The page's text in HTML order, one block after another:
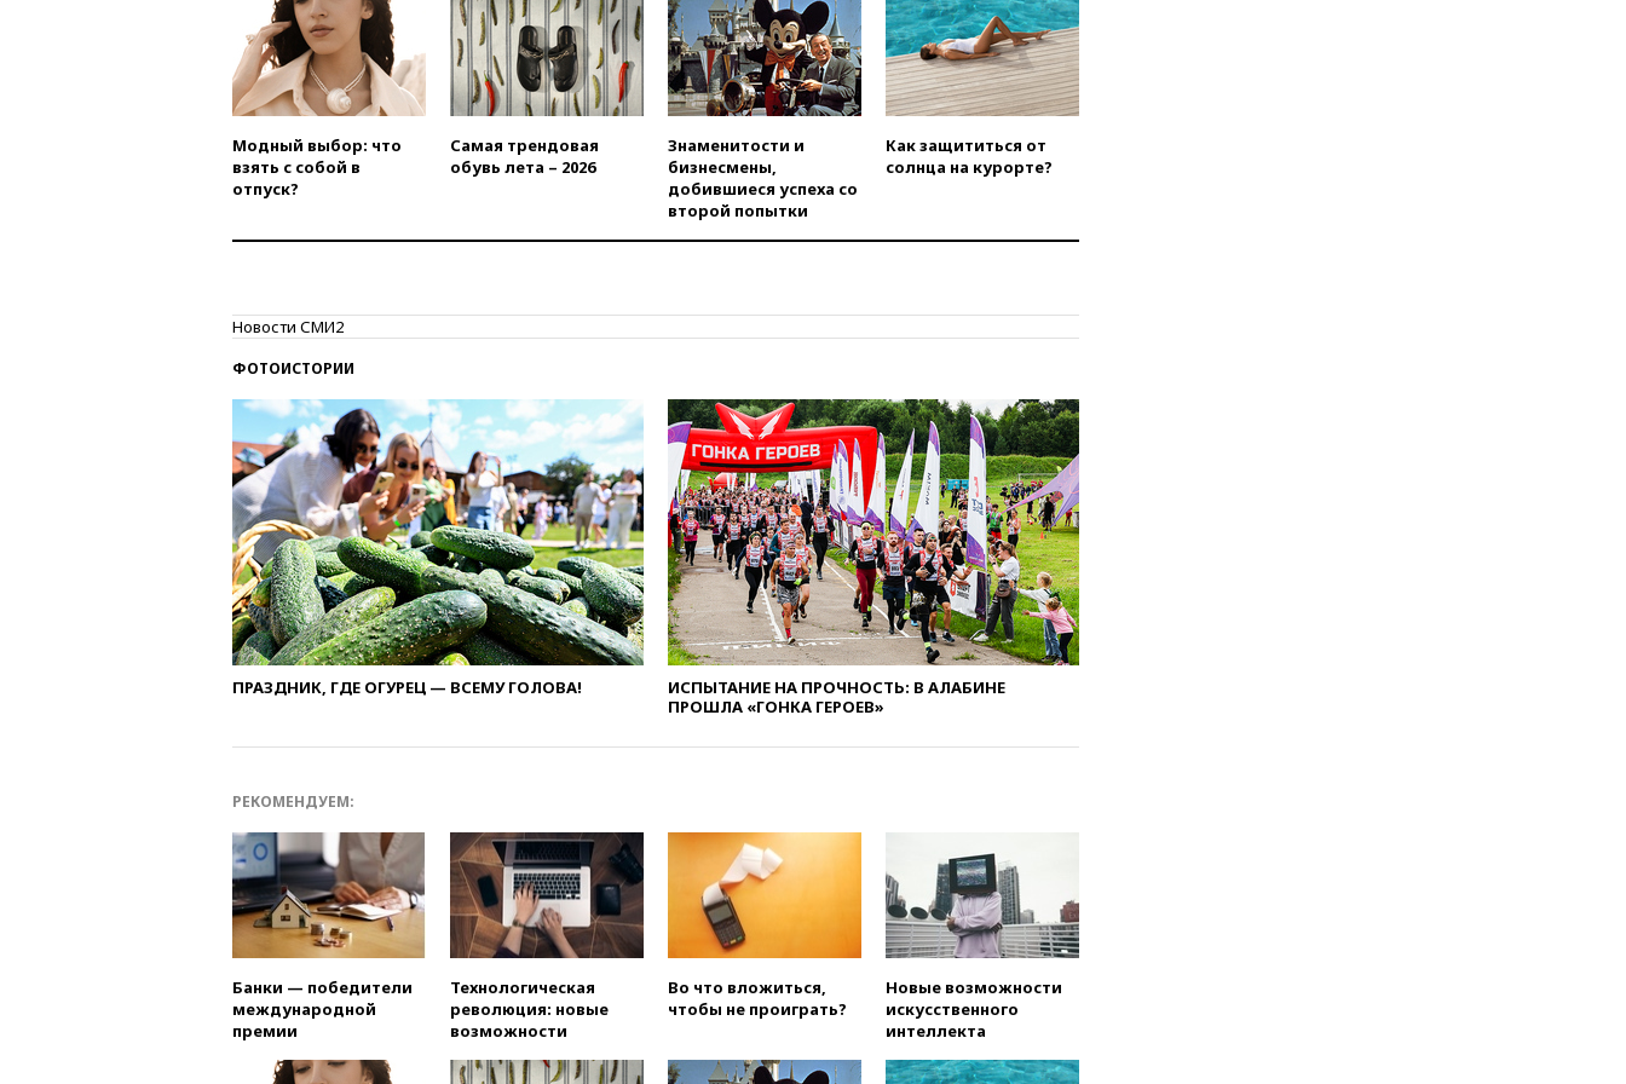
47 из 50 штатов США
вчера, 20:35ПВО за 12 часов
сбила 200 украинских
беспилотников
вчера, 20:20 Третий комплект
золотых медалей выиграли на
ЧЕ российские синхронистки
главы «Уралдронзавода»
снова отключилось
вчера, 20:00Зеленский связал
дефицит ракет с попыткой
Запада принудить Киев к
уступкам
вчера, 19:45 Памфилова: ЦИК
примет беспрецедентные
меры безопасности во время
выборов
вчера, 19:35Памфилова
сообщила об омоложении
партийных списков на выборах
вчера, 19:25
Памфиловой подготовку к
единому дню голосования
вчера, 18:56
Wildberries
отрицает перенос основной
логистики за пределы России
вчера, 18:45
склад маркетплейса Rozetka
сгорел под Киевом
вчера, 18:35Джаред Лето
Модный выбор: что
взять с собой в
отпуск?
Самая трендовая
обувь лета – 2026
Знаменитости и
бизнесмены,
добившиеся успеха со
второй попытки
Как защититься от
солнца на курорте?
Новости СМИ2
ФОТОИСТОРИИ
ПРАЗДНИК, ГДЕ ОГУРЕЦ — ВСЕМУ ГОЛОВА!
ИСПЫТАНИЕ НА ПРОЧНОСТЬ: В АЛАБИНЕ
ПРОШЛА «ГОНКА ГЕРОЕВ»
РЕКОМЕНДУЕМ:
Банки — победители
международной
премии
Технологическая
революция: новые
возможности
Во что вложиться,
чтобы не проиграть?
Новые возможности
искусственного
интеллекта